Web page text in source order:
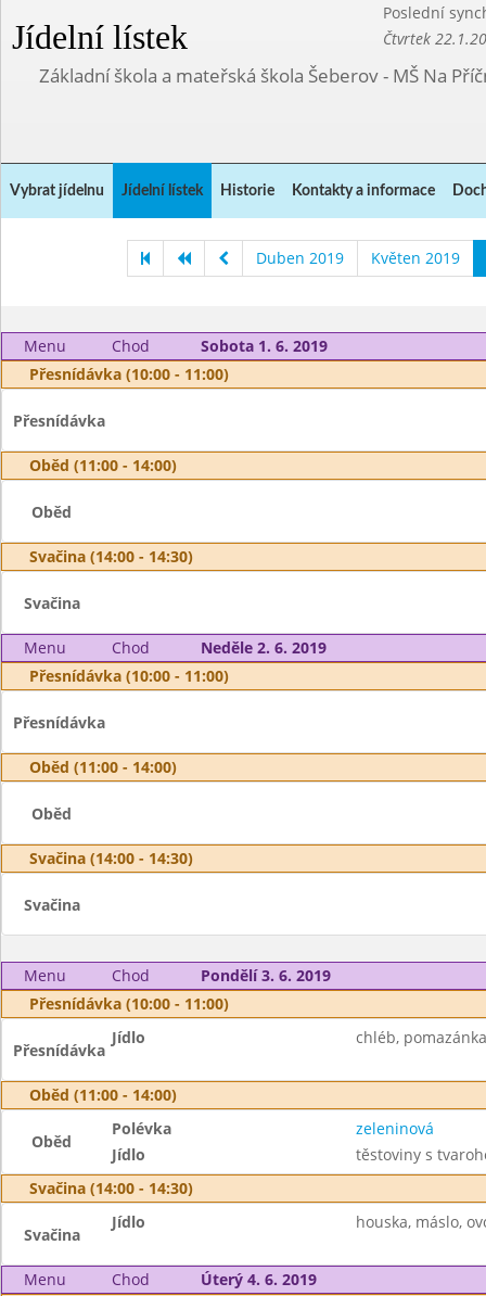
Jídelní lístek
Poslední
Čtvrtek
Základní škola a mateřská škola Šeberov - MŠ Na
Vybrat jídelnu Jídelní lístek Historie Kontakty a informace
Duben 2019 Květen 2019
Menu Chod
Sobota 1. 6. 2019
Přesnídávka (10:00 - 11:00)
Přesnídávka
Oběd (11:00 - 14:00)
Oběd
Svačina (14:00 - 14:30)
Svačina
Menu Chod
Neděle 2. 6. 2019
Přesnídávka (10:00 - 11:00)
Přesnídávka
Oběd (11:00 - 14:00)
Oběd
Svačina (14:00 - 14:30)
Svačina
Menu Chod
Pondělí 3. 6. 2019
Přesnídávka (10:00 - 11:00)
Přesnídávka
Jídlo chléb,
Oběd (11:00 - 14:00)
Oběd
Polévka
zeleninová
Jídlo
těstoviny s
Svačina (14:00 - 14:30)
Svačina
Jídlo houska, máslo,
Menu Chod
Úterý 4. 6. 2019